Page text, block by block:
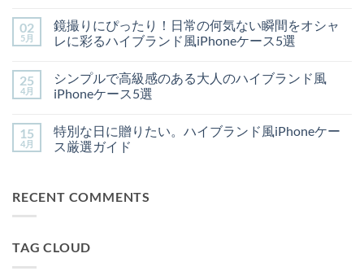
ぶ
べ
き
ブ
ラ
ン
ケ
ー
ス」
の
あ
り
ま
荷】
思
わ
か
に
自
た
く
な
イ
ブ
風
ン
ト
は
あ
り
ま
02
5月
鏡撮りにぴったり！日常の何気ない瞬間をオシャ
レに彩るハイブランド風iPhoneケース5選
り
に
ぴ
り！
日
常
な
い
オ
ン
ト
は
あ
り
ま
25
4月
シンプルで高級感のある大人のハイブランド風
iPhoneケース5選
プ
ル
で
の
あ
の
ン
ト
は
り
ま
15
4月
特別な日に贈りたい。ハイブランド風iPhoneケー
ス厳選ガイド
日
に
い。
ト
は
り
RECENT COMMENTS
TAG CLOUD